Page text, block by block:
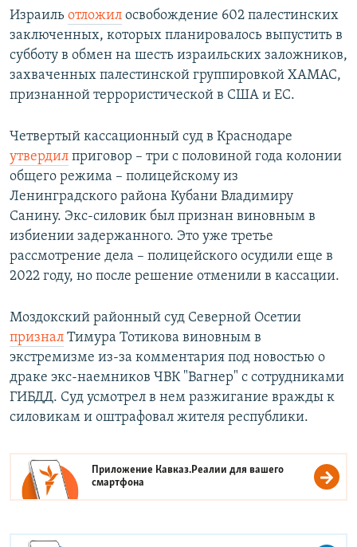
Израиль отложил освобождение 602 палестинских
заключенных, которых планировалось выпустить в
субботу в обмен на шесть израильских заложников,
захваченных палестинской группировкой ХАМАС,
признанной террористической в США и ЕС.
Четвертый кассационный суд в Краснодаре
утвердил приговор – три с половиной года колонии
общего режима – полицейскому из
Ленинградского района Кубани Владимиру
Санину. Экс-силовик был признан виновным в
избиении задержанного. Это уже третье
рассмотрение дела – полицейского осудили еще в
2022 году, но после решение отменили в кассации.
Моздокский районный суд Северной Осетии
признал Тимура Тотикова виновным в
экстремизме из-за комментария под новостью о
драке экс-наемников ЧВК "Вагнер" с сотрудниками
ГИБДД. Суд усмотрел в нем разжигание вражды к
силовикам и оштрафовал жителя республики.
Приложение Кавказ.Реалии для вашего
смартфона